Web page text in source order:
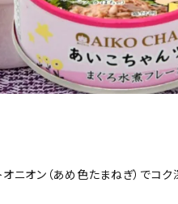
ニオン（あめ色たまねぎ）でコ